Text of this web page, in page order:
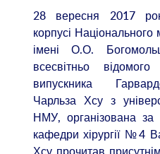
28 вересня 2017
корпусі Національного
імені О.О.
всесвітньо
випускника
Чарльза Хсу з
НМУ, організована
кафедри хірургії №4